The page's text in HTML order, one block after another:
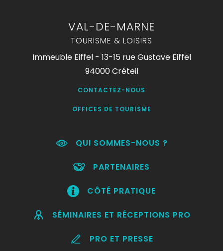
VAL-DE-MARNE
TOURISME & LOISIRS
Immeuble Eiffel - 13-15 rue Gustave Eiffel
94000 Créteil
CONTACTEZ-NOUS
OFFICES DE TOURISME
QUI SOMMES-NOUS ?
PARTENAIRES
CÔTÉ PRATIQUE
SÉMINAIRES ET RÉCEPTIONS PRO
PRO ET PRESSE